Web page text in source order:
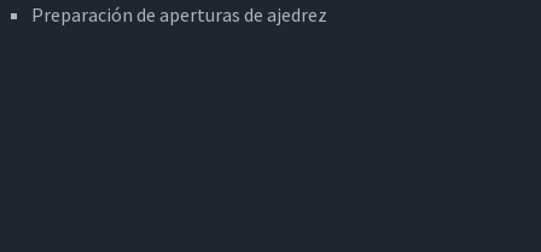
Preparación de aperturas de ajedrez